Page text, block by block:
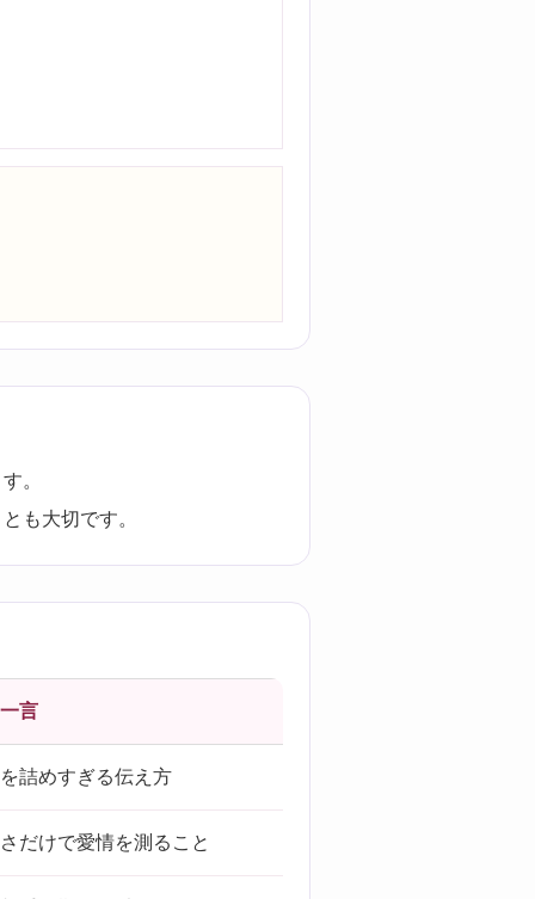
。
も大切です。
言
詰めすぎる伝え方
だけで愛情を測ること